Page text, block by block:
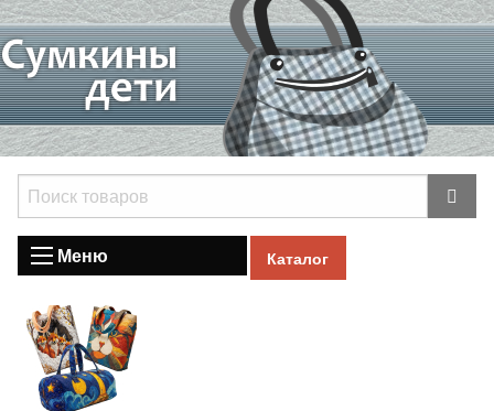
Меню Каталог